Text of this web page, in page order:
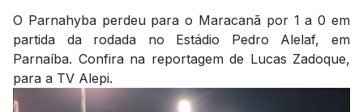
O Parnahyba perdeu para o Maracanã por 1 a 0 em
partida da rodada no Estádio Pedro Alelaf, em
Parnaíba. Confira na reportagem de Lucas Zadoque,
para a TV Alepi.